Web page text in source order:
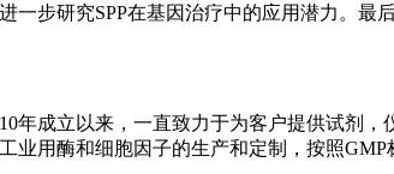
一步研究SPP在基因治疗中的应用潜力。
年成立以来，一直致力于为客户提供试剂
业用酶和细胞因子的生产和定制，按照GMP